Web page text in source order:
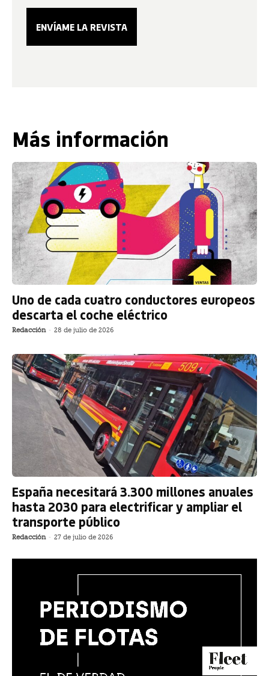
Más información
Uno de cada cuatro conductores europeos
descarta el coche eléctrico
Redacción - 28 de julio de 2026
España necesitará 3.300 millones anuales
hasta 2030 para electrificar y ampliar el
transporte público
Redacción - 27 de julio de 2026